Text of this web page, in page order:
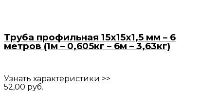
Труба профильная 15х15х1,5 мм – 6
метров (1м – 0,605кг – 6м – 3,63кг)
Узнать характеристики >>
52,00 руб.